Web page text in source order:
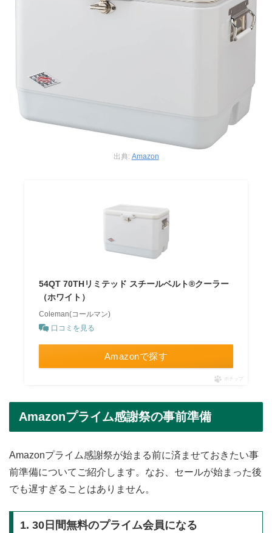
出典: Amazon
54QT 70THリミテッド スチールベルト®クーラー
（ホワイト）
Coleman(コールマン)
口コミを見る
Amazonで探す
ポチップ
Amazonプライム感謝祭の事前準備
Amazonプライム感謝祭が始まる前に済ませておきたい事
前準備についてご紹介します。なお、セールが始まった後
でも遅すぎることはありません。
1. 30日間無料のプライム会員になる